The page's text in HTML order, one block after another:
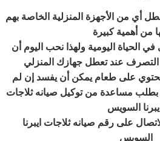
أي من الأجهزة المنزلية الخاصة بهم
من أهمية كبيرة
الحياة اليومية ولهذا نحب اليوم أن
التصرف عند تعطل جهازك المنزلي
تحتوي على طعام يمكن أن يفسد إن لم
مساعدة من توكيل صيانه ثلاجات
السويس
على رقم صيانه ثلاجات ايبرنا
السويس